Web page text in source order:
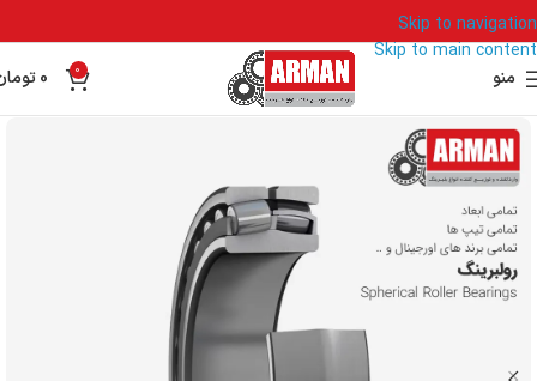
Skip to navigation
Skip to main content
منو
0
0